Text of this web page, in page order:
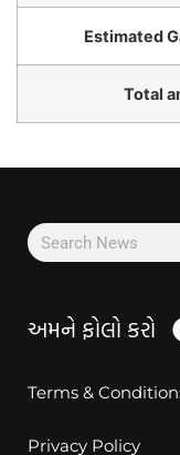
Estimated
Total
અમને ફોલો કરો
Terms &
Privacy Policy